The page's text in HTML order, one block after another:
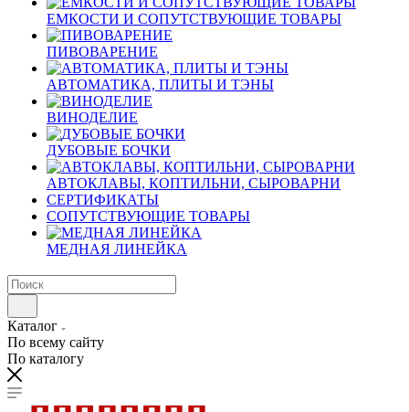
ЕМКОСТИ И СОПУТСТВУЮЩИЕ ТОВАРЫ
ПИВОВАРЕНИЕ
АВТОМАТИКА, ПЛИТЫ И ТЭНЫ
ВИНОДЕЛИЕ
ДУБОВЫЕ БОЧКИ
АВТОКЛАВЫ, КОПТИЛЬНИ, СЫРОВАРНИ
СЕРТИФИКАТЫ
СОПУТСТВУЮЩИЕ ТОВАРЫ
МЕДНАЯ ЛИНЕЙКА
Каталог
По всему сайту
По каталогу